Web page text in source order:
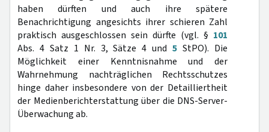
haben dürften und auch ihre spätere
Benachrichtigung angesichts ihrer schieren Zahl
praktisch ausgeschlossen sein dürfte (vgl. § 101
Abs. 4 Satz 1 Nr. 3, Sätze 4 und5 StPO). Die
Möglichkeit einer Kenntnisnahme und der
Wahrnehmung nachträglichen Rechtsschutzes
hinge daher insbesondere von der Detailliertheit
der Medienberichterstattung über die DNS-Server-
Überwachung ab.